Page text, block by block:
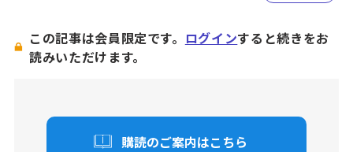
この記事は会員限定です。 ログインすると続きをお
読みいただけます。
購読のご案内はこちら